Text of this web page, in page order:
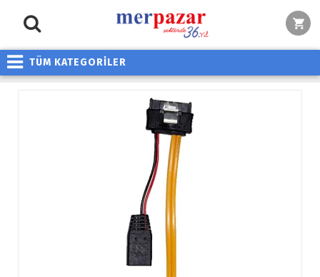
TÜM KATEGORİLER